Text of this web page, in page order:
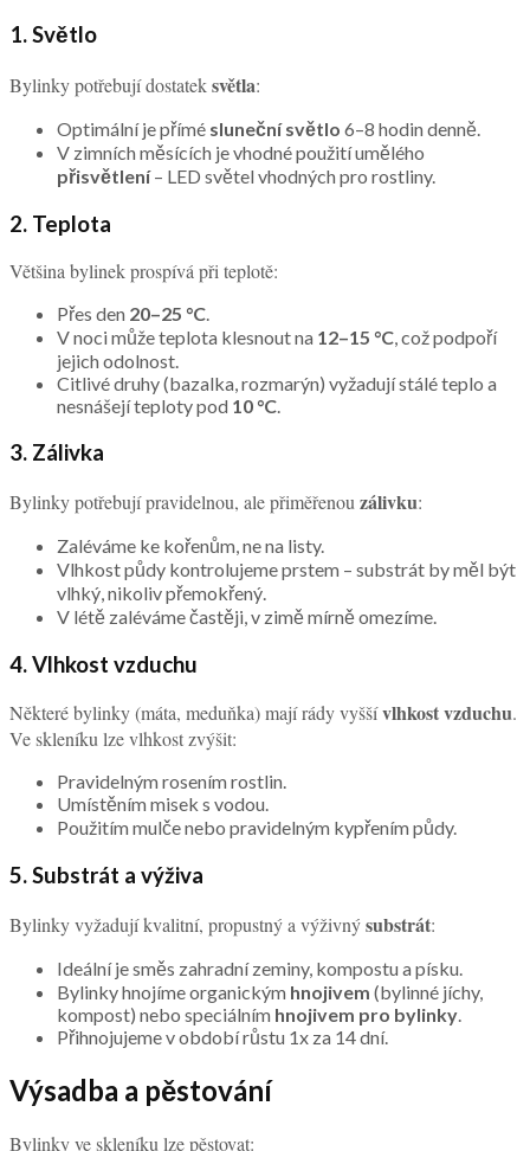
1. Světlo
Bylinky potřebují dostateksvětla:
Optimální je přímé sluneční světlo 6–8 hodin denně.
V zimních měsících je vhodné použití umělého
přisvětlení– LED světel vhodných pro rostliny.
2. Teplota
Většina bylinek prospívá při teplotě:
Přes den 20–25 °C.
V noci může teplota klesnout na 12–15 °C, což podpoří
jejich odolnost.
Citlivé druhy (bazalka, rozmarýn) vyžadují stálé teplo a
nesnášejí teploty pod 10 °C.
3. Zálivka
Bylinky potřebují pravidelnou, ale přiměřenou zálivku:
Zaléváme ke kořenům, ne na listy.
Vlhkost půdy kontrolujeme prstem – substrát by měl být
vlhký, nikoliv přemokřený.
V létě zaléváme častěji, v zimě mírně omezíme.
4. Vlhkost vzduchu
Některé bylinky (máta, meduňka) mají rády vyššívlhkost vzduchu.
Ve skleníku lze vlhkost zvýšit:
Pravidelným rosením rostlin.
Umístěním misek s vodou.
Použitím mulče nebo pravidelným kypřením půdy.
5. Substrát a výživa
Bylinky vyžadují kvalitní, propustný a výživnýsubstrát:
Ideální je směs zahradní zeminy, kompostu a písku.
Bylinky hnojíme organickým hnojivem (bylinné jíchy,
kompost) nebo speciálním hnojivem pro bylinky
Přihnojujeme v období růstu 1x za 14 dní.
Výsadba a pěstování
Bylinky ve skleníku lze pěstovat: